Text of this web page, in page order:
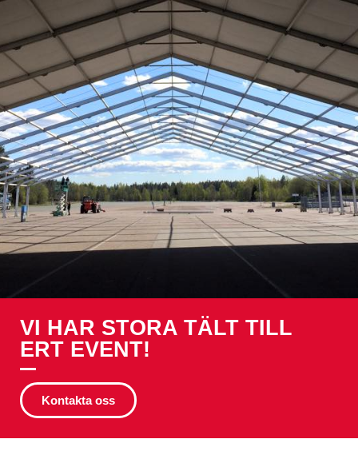
VI HAR STORA TÄLT TILL
ERT EVENT!
Kontakta oss